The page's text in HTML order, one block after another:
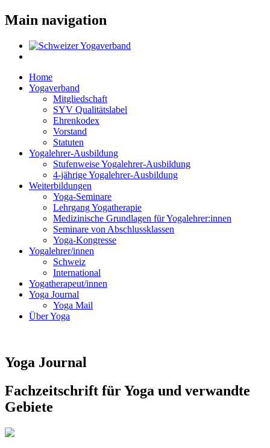
Main navigation
Home
Yogaverband
Mitgliedschaft
SYV Qualitätslabel
Ehrenkodex
Vorstand
Statuten
Yogalehrer-Ausbildung
Stufenweise Yogalehrer-Ausbildung
4-jährige Yogalehrer-Ausbildung
Weiterbildungen
Yoga-Seminare
Lehrgang Yogatherapie
Medizinische Grundlagen für Yogalehrer:innen
Seminare von Abschlussklassen
Yoga-Kongresse
Yogalehrer/innen
Schweiz
International
Yogatherapeut/innen
Yoga Journal
Yoga Mail
Über Yoga
Yoga Journal
Fachzeitschrift für Yoga und verwandte
Gebiete